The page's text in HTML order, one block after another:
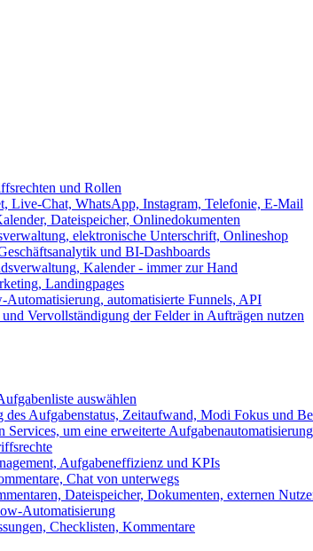
und Rollen
Live-Chat, WhatsApp, Instagram, Telefonie, E-Mail
Dateispeicher, Onlinedokumenten
elektronische Unterschrift, Onlineshop
und BI-Dashboards
Kalender - immer zur Hand
Landingpages
automatisierte Funnels, API
Vervollständigung der Felder in Aufträgen nutzen
auswählen
Aufgabenstatus, Zeitaufwand, Modi Fokus und
um eine erweiterte
Aufgabeneffizienz und KPIs
Chat von unterwegs
Dateispeicher, Dokumenten, externen
Automatisierung
Checklisten, Kommentare